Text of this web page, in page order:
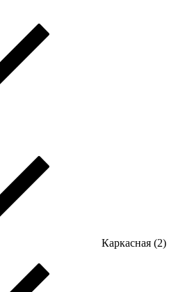
Каркасная (2)